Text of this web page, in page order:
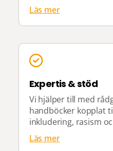
Läs mer
Expertis & stöd
Vi hjälper till med
handböcker kopplat
inkludering, rasism
Läs mer